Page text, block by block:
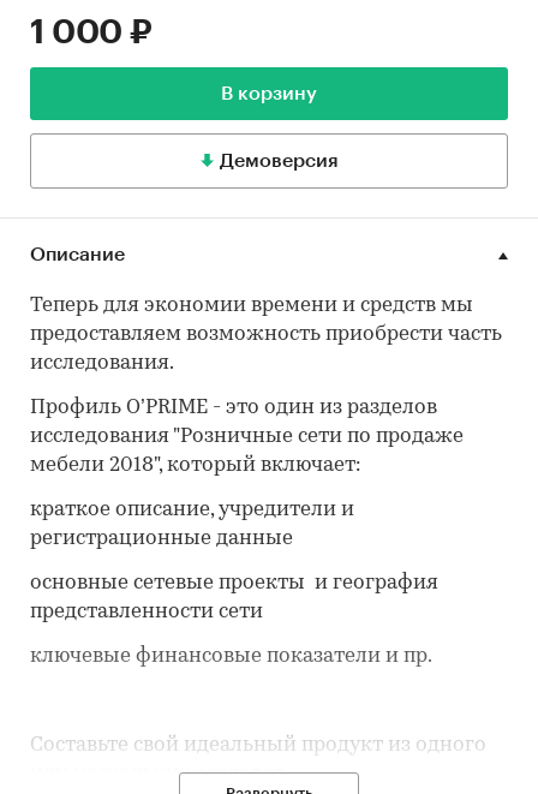
1 000 ₽
В корзину
Демоверсия
Описание
Теперь для экономии времени и средств мы
предоставляем возможность приобрести часть
исследования.
Профиль O’PRIME - это один из разделов
исследования "Розничные сети по продаже
мебели 2018", который включает:
краткое описание, учредители и
регистрационные данные
основные сетевые проекты и география
представленности сети
ключевые финансовые показатели и пр.
Составьте свой идеальный продукт из одного
или нескольких разделов.